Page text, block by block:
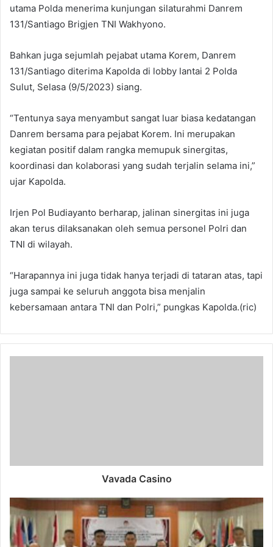
utama Polda menerima kunjungan silaturahmi Danrem
131/Santiago Brigjen TNI Wakhyono.
Bahkan juga sejumlah pejabat utama Korem, Danrem
131/Santiago diterima Kapolda di lobby lantai 2 Polda
Sulut, Selasa (9/5/2023) siang.
“Tentunya saya menyambut sangat luar biasa kedatangan
Danrem bersama para pejabat Korem. Ini merupakan
kegiatan positif dalam rangka memupuk sinergitas,
koordinasi dan kolaborasi yang sudah terjalin selama ini,”
ujar Kapolda.
Irjen Pol Budiayanto berharap, jalinan sinergitas ini juga
akan terus dilaksanakan oleh semua personel Polri dan
TNI di wilayah.
“Harapannya ini juga tidak hanya terjadi di tataran atas, tapi
juga sampai ke seluruh anggota bisa menjalin
kebersamaan antara TNI dan Polri,” pungkas Kapolda.(ric)
Vavada Casino